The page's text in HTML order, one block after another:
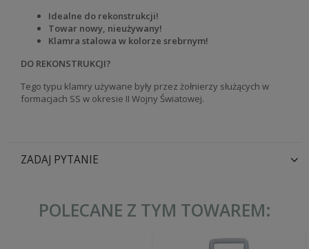
Idealne do rekonstrukcji!
Towar nowy, nieużywany!
Klamra stalowa w kolorze srebrnym!
DO REKONSTRUKCJI?
Tego typu klamry używane były przez żołnierzy służących w
formacjach SS w okresie II Wojny Światowej.
ZADAJ PYTANIE
POLECANE Z TYM TOWAREM: